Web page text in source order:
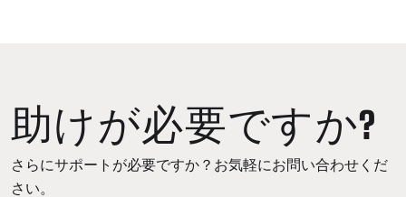
助けが必要ですか?
さらにサポートが必要ですか？お気軽にお問い合わせくだ
さい。